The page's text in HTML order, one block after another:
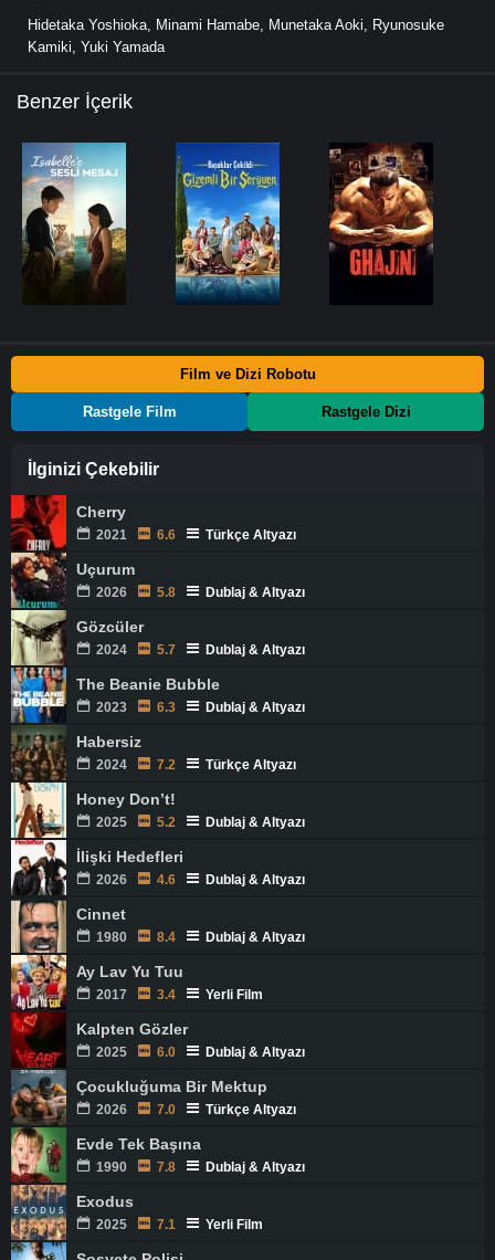
Hidetaka Yoshioka, Minami Hamabe, Munetaka Aoki, Ryunosuke
Kamiki, Yuki Yamada
Benzer İçerik
Film ve Dizi Robotu
Rastgele Film Rastgele Dizi
İlginizi Çekebilir
Cherry
2021 6.6 Türkçe Altyazı
Uçurum
2026 5.8 Dublaj & Altyazı
Gözcüler
2024 5.7 Dublaj & Altyazı
The Beanie Bubble
2023 6.3 Dublaj & Altyazı
Habersiz
2024 7.2 Türkçe Altyazı
Honey Don’t!
2025 5.2 Dublaj & Altyazı
İlişki Hedefleri
2026 4.6 Dublaj & Altyazı
Cinnet
1980 8.4 Dublaj & Altyazı
Ay Lav Yu Tuu
2017 3.4 Yerli Film
Kalpten Gözler
2025 6.0 Dublaj & Altyazı
Çocukluğuma Bir Mektup
2026 7.0 Türkçe Altyazı
Evde Tek Başına
1990 7.8 Dublaj & Altyazı
Exodus
2025 7.1 Yerli Film